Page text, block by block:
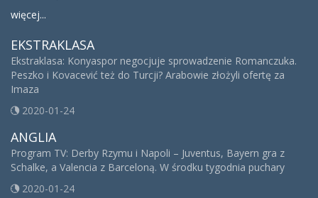
więcej...
EKSTRAKLASA
Ekstraklasa: Konyaspor negocjuje sprowadzenie Romanczuka.
Peszko i Kovacević też do Turcji? Arabowie złożyli ofertę za
Imaza
2020-01-24
ANGLIA
Program TV: Derby Rzymu i Napoli – Juventus, Bayern gra z
Schalke, a Valencia z Barceloną. W środku tygodnia puchary
2020-01-24